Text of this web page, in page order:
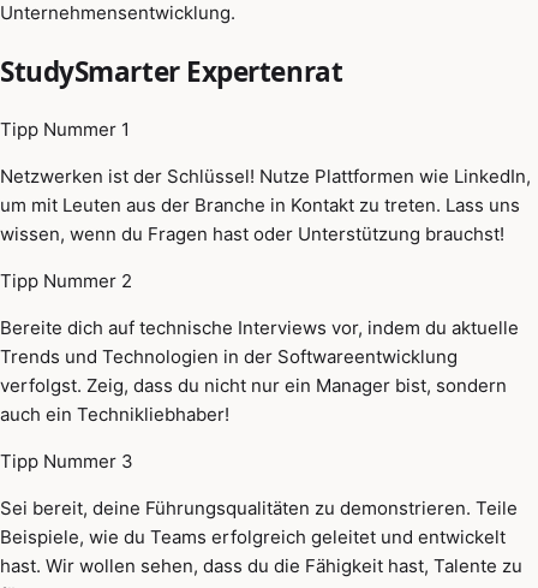
Unternehmensentwicklung.
StudySmarter Expertenrat
Tipp Nummer 1
Netzwerken ist der Schlüssel! Nutze Plattformen wie LinkedIn,
um mit Leuten aus der Branche in Kontakt zu treten. Lass uns
wissen, wenn du Fragen hast oder Unterstützung brauchst!
Tipp Nummer 2
Bereite dich auf technische Interviews vor, indem du aktuelle
Trends und Technologien in der Softwareentwicklung
verfolgst. Zeig, dass du nicht nur ein Manager bist, sondern
auch ein Technikliebhaber!
Tipp Nummer 3
Sei bereit, deine Führungsqualitäten zu demonstrieren. Teile
Beispiele, wie du Teams erfolgreich geleitet und entwickelt
hast. Wir wollen sehen, dass du die Fähigkeit hast, Talente zu